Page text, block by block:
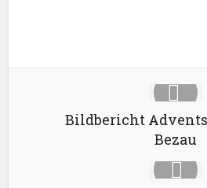
Bildbericht
Bezau